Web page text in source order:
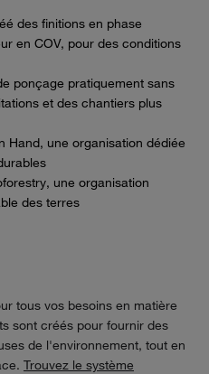
des finitions en phase
en COV, pour des conditions
ponçage pratiquement sans
et des chantiers plus
Hand, une organisation dédiée
une organisation
des terres
tous vos besoins en matière
sont créés pour fournir des
de l'environnement, tout en
Trouvez le système